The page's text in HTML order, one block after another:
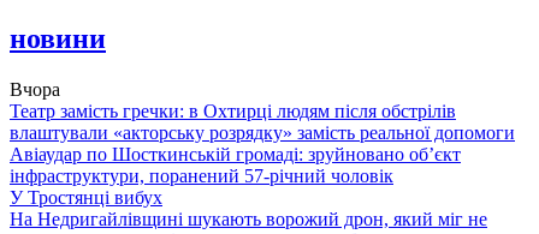
новини
Вчора
Театр замість гречки: в Охтирці людям після обстрілів
влаштували «акторську розрядку» замість реальної допомоги
Авіаудар по Шосткинській громаді: зруйновано об’єкт
інфраструктури, поранений 57-річний чоловік
У Тростянці вибух
На Недригайлівщині шукають ворожий дрон, який міг не